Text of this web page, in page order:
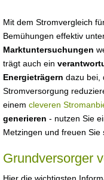
Mit dem Stromvergleich
Bemühungen effektiv
Marktuntersuchungen
trägt auch ein
Energieträgern dazu bei,
Stromversorgung
einem cleveren
generieren - nutzen Sie
Metzingen und freuen Sie
Grundversorger